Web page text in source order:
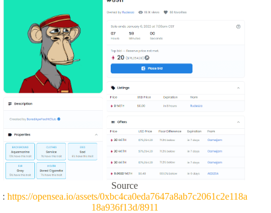
Source
: https://opensea.io/assets/0xbc4ca0eda7647a8ab7c2061c2e118a
18a936f13d/8911